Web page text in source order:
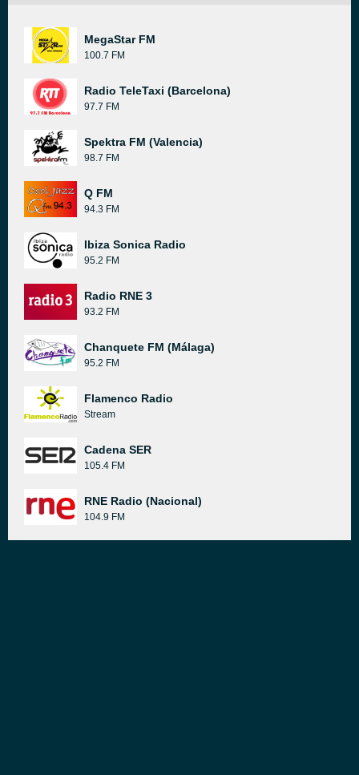
MegaStar FM
100.7 FM
Radio TeleTaxi (Barcelona)
97.7 FM
Spektra FM (Valencia)
98.7 FM
Q FM
94.3 FM
Ibiza Sonica Radio
95.2 FM
Radio RNE 3
93.2 FM
Chanquete FM (Málaga)
95.2 FM
Flamenco Radio
Stream
Cadena SER
105.4 FM
RNE Radio (Nacional)
104.9 FM